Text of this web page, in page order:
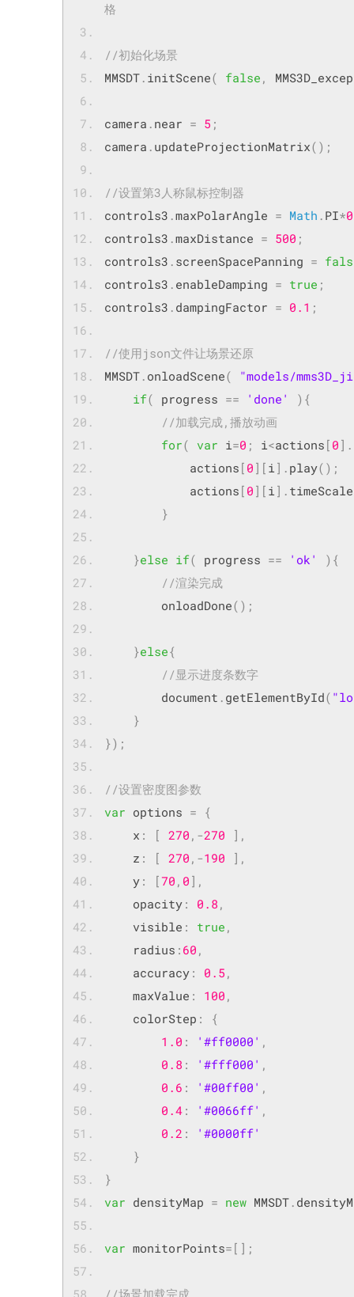
格
//初始化场景
MMSDT. initScene( false ,
camera . near = 5 ;
camera . updateProjectionMatrix();
//设置第3人称鼠标控制器
controls3 .maxPolarAngle = Math . PI*
controls3 .maxDistance = 500 ;
controls3 . screenSpacePanning =
controls3 . enableDamping = true ;
controls3 . dampingFactor = 0.1 ;
//使用json文件让场景还原
MMSDT. onloadScene(
"models/
if( progress == 'done'
){
for( var i=0 ; i<actions [ 0 ].
            actions
[ 0 ][ i ]. play();
            actions
[ 0 ][ i ].
}
}else if( progress == 'ok'
){
//渲染完成
	    onloadDone
();
}else{
//显示进度条数字
	    document
. getElementById(
}
});
//设置密度图参数
var options = {
    x
: [ 270 ,-270
],
    z
: [ 270 ,-190
],
    y
: [70 , 0 ],
    opacity
: 0.8 ,
    visible
: true ,
    radius
: 60 ,
    accuracy
: 0.5 ,
    maxValue
: 100 ,
	colorStep
:
{
1.0 : '#ff0000' ,
0.8 : '#fff000' ,
0.6 : '#00ff00' ,
0.4 : '#0066ff' ,
0.2 :
'#0000ff'
}
}
var densityMap = new MMSDT.
var monitorPoints=[];
//场景加载完成